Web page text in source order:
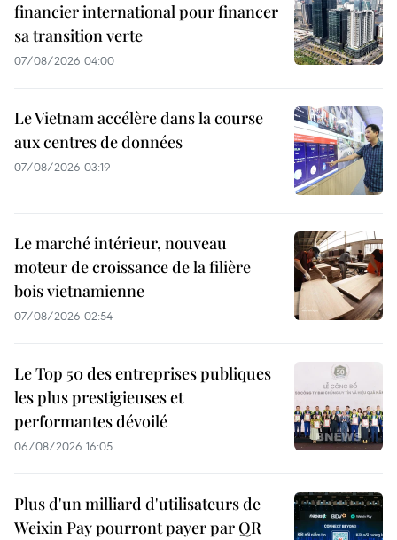
financier international pour financer
sa transition verte
07/08/2026 04:00
Le Vietnam accélère dans la course
aux centres de données
07/08/2026 03:19
Le marché intérieur, nouveau
moteur de croissance de la filière
bois vietnamienne
07/08/2026 02:54
Le Top 50 des entreprises publiques
les plus prestigieuses et
performantes dévoilé
06/08/2026 16:05
Plus d'un milliard d'utilisateurs de
Weixin Pay pourront payer par QR